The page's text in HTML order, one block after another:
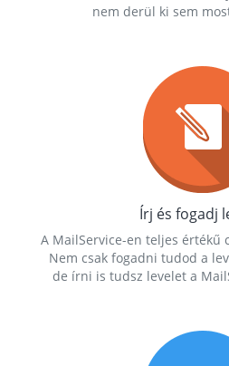
nem derül ki sem
Írj és fogadj
A MailService-en teljes értékű
Nem csak fogadni tudod a
de írni is tudsz levelet a